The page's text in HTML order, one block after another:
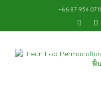
+66 87 954 0711